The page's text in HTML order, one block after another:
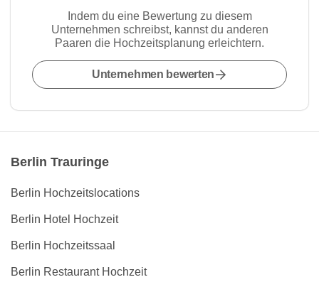
Indem du eine Bewertung zu diesem
Unternehmen schreibst, kannst du anderen
Paaren die Hochzeitsplanung erleichtern.
Unternehmen bewerten
Berlin Trauringe
Berlin Hochzeitslocations
Berlin Hotel Hochzeit
Berlin Hochzeitssaal
Berlin Restaurant Hochzeit